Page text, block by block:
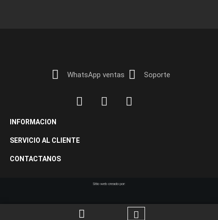
WhatsApp ventas Soporte
INFORMACION
SERVICIO AL CLIENTE
CONTACTANOS
Sitio web creado por: